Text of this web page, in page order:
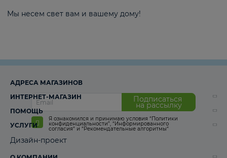
Мы несем свет вам и вашему дому!
Подписаться
на рассылку
Я ознакомился и принимаю условия “Политики
конфиденциальности”, “Информированного
согласия“ и “Рекомендательные алгоритмы“
АДРЕСА МАГАЗИНОВ
ИНТЕРНЕТ-МАГАЗИН
ПОМОЩЬ
УСЛУГИ
Дизайн-проект